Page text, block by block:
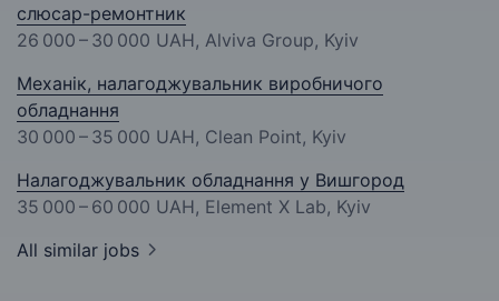
слюсар-ремонтник
26 000 – 30 000 UAH, Alviva Group, Kyiv
Механік, налагоджувальник виробничого
обладнання
30 000 – 35 000 UAH, Clean Point, Kyiv
Налагоджувальник обладнання у Вишгород
35 000 – 60 000 UAH, Element X Lab, Kyiv
All similar jobs